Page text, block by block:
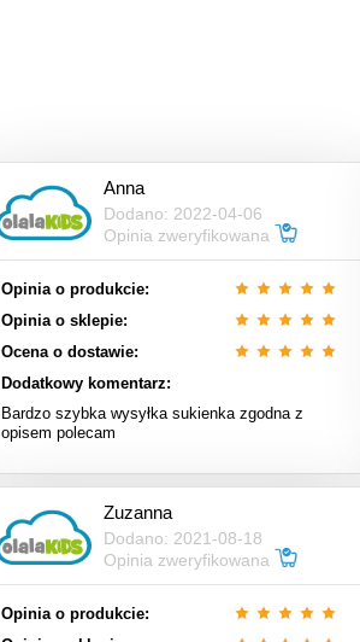
Anna
Dodano: 2022-04-06
Opinia zweryfikowana
Opinia o produkcie:
Opinia o sklepie:
Ocena o dostawie:
Dodatkowy komentarz:
Bardzo szybka wysyłka sukienka zgodna z
opisem polecam
Zuzanna
Dodano: 2021-08-18
Opinia zweryfikowana
Opinia o produkcie: